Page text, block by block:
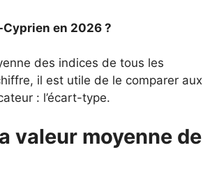
Cyprien en 2026 ?
des indices de tous les
il est utile de le comparer aux
: l’écart-type.
valeur moyenne de